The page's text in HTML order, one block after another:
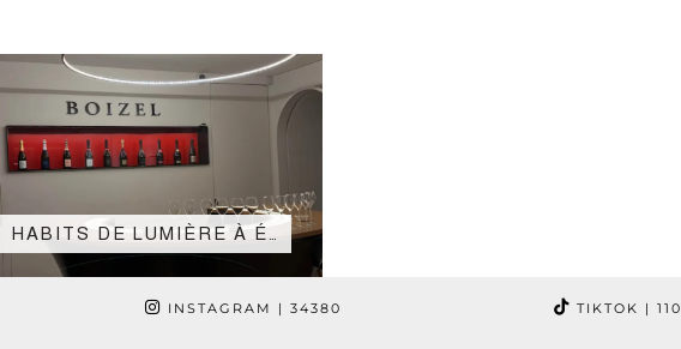
HABITS DE LUMIÈRE À É…
INSTAGRAM | 34380 TIKTOK | 110